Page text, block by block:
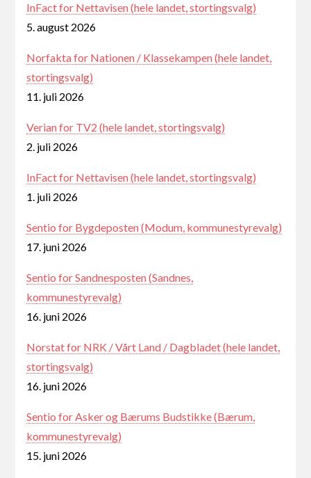
InFact for Nettavisen (hele landet, stortingsvalg)
5. august 2026
Norfakta for Nationen / Klassekampen (hele landet,
stortingsvalg)
11. juli 2026
Verian for TV2 (hele landet, stortingsvalg)
2. juli 2026
InFact for Nettavisen (hele landet, stortingsvalg)
1. juli 2026
Sentio for Bygdeposten (Modum, kommunestyrevalg)
17. juni 2026
Sentio for Sandnesposten (Sandnes,
kommunestyrevalg)
16. juni 2026
Norstat for NRK / Vårt Land / Dagbladet (hele landet,
stortingsvalg)
16. juni 2026
Sentio for Asker og Bærums Budstikke (Bærum,
kommunestyrevalg)
15. juni 2026